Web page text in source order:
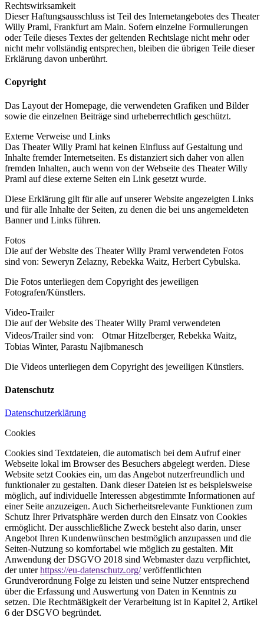
Rechtswirksamkeit
Dieser Haftungsausschluss ist Teil des Internetangebotes des Theater
Willy Praml, Frankfurt am Main. Sofern einzelne Formulierungen
oder Teile dieses Textes der geltenden Rechtslage nicht mehr oder
nicht mehr vollständig entsprechen, bleiben die übrigen Teile dieser
Erklärung davon unberührt.
Copyright
Das Layout der Homepage, die verwendeten Grafiken und Bilder
sowie die einzelnen Beiträge sind urheberrechtlich geschützt.
Externe Verweise und Links
Das Theater Willy Praml hat keinen Einfluss auf Gestaltung und
Inhalte fremder Internetseiten. Es distanziert sich daher von allen
fremden Inhalten, auch wenn von der Webseite des Theater Willy
Praml auf diese externe Seiten ein Link gesetzt wurde.
Diese Erklärung gilt für alle auf unserer Website angezeigten Links
und für alle Inhalte der Seiten, zu denen die bei uns angemeldeten
Banner und Links führen.
Fotos
Die auf der Website des Theater Willy Praml verwendeten Fotos
sind von: Seweryn Zelazny, Rebekka Waitz, Herbert Cybulska.
Die Fotos unterliegen dem Copyright des jeweiligen
Fotografen/Künstlers.
Video-Trailer
Die auf der Website des Theater Willy Praml verwendeten
Videos/Trailer sind von: Otmar Hitzelberger, Rebekka Waitz,
Tobias Winter, Parastu Najibmanesch
Die Videos unterliegen dem Copyright des jeweiligen Künstlers.
Datenschutz
Datenschutzerklärung
Cookies
Cookies sind Textdateien, die automatisch bei dem Aufruf einer
Webseite lokal im Browser des Besuchers abgelegt werden. Diese
Website setzt Cookies ein, um das Angebot nutzerfreundlich und
funktionaler zu gestalten. Dank dieser Dateien ist es beispielsweise
möglich, auf individuelle Interessen abgestimmte Informationen auf
einer Seite anzuzeigen. Auch Sicherheitsrelevante Funktionen zum
Schutz Ihrer Privatsphäre werden durch den Einsatz von Cookies
ermöglicht. Der ausschließliche Zweck besteht also darin, unser
Angebot Ihren Kundenwünschen bestmöglich anzupassen und die
Seiten-Nutzung so komfortabel wie möglich zu gestalten. Mit
Anwendung der DSGVO 2018 sind Webmaster dazu verpflichtet,
der unterhttpss://eu-datenschutz.org/veröffentlichten
Grundverordnung Folge zu leisten und seine Nutzer entsprechend
über die Erfassung und Auswertung von Daten in Kenntnis zu
setzen. Die Rechtmäßigkeit der Verarbeitung ist in Kapitel 2, Artikel
6 der DSGVO begründet.